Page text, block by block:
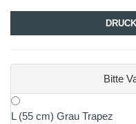
Bitte
L (55 cm) Grau Trapez